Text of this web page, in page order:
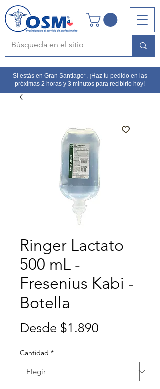
Si estás en Gran Santiago*, ¡Haz tu pedido en las
próximas 2 horas y 3 minutos para recibirlo hoy!
Ringer Lactato
500 mL -
Fresenius Kabi -
Botella
Desde $1.890
oferta
Cantidad *